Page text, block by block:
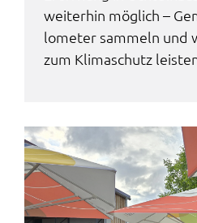
weiter­hin möglich –
lo­me­ter sammeln und
zum Klima­schutz